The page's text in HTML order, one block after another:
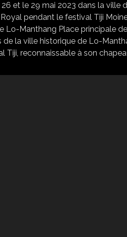
et le 29 mai 2023 dans la
pendant le festival Tiji
Lo-Manthang Place principale
de la ville historique de Lo-
Tiji, reconnaissable à son